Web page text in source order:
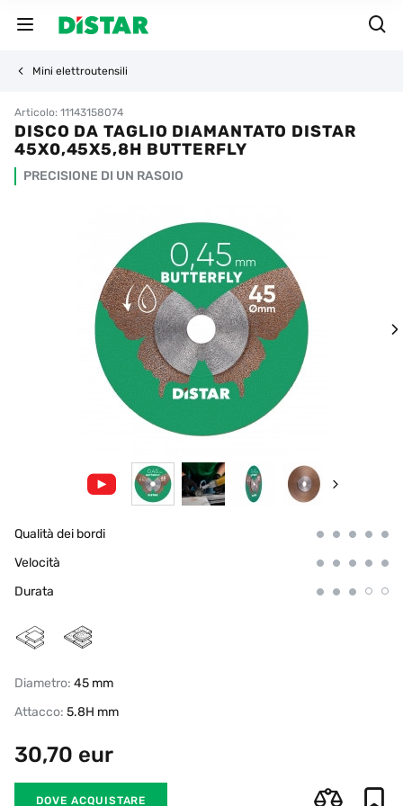
Mini elettroutensili
Articolo: 11143158074
DISCO DA TAGLIO DIAMANTATO DISTAR
45X0,45X5,8H BUTTERFLY
PRECISIONE DI UN RASOIO
Qualità dei bordi
Velocità
Durata
Diametro: 45 mm
Attacco: 5.8H mm
30,70 eur
DOVE ACQUISTARE